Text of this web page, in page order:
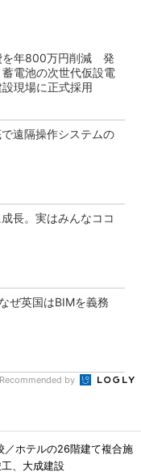
を年800万円削減 発
蓄電池の次世代仮設電
現場に正式採用
遠隔操作システムの
長。実はみんなココ
ぜ英国はBIMを義務
Recommended by
／ホテルの26階建て複合施
、大成建設